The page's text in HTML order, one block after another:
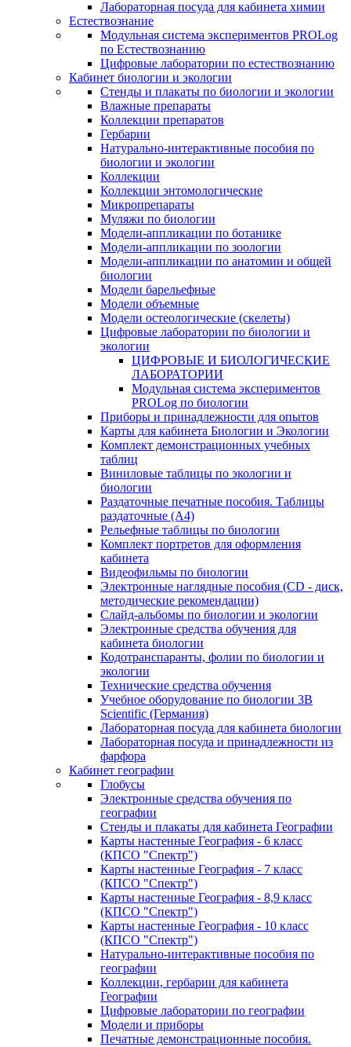
Лабораторная посуда для кабинета химии
Естествознание
Модульная система экспериментов PROLog
по Естествознанию
Цифровые лаборатории по естествознанию
Кабинет биологии и экологии
Стенды и плакаты по биологии и экологии
Влажные препараты
Коллекции препаратов
Гербарии
Натурально-интерактивные пособия по
биологии и экологии
Коллекции
Коллекции энтомологические
Микропрепараты
Муляжи по биологии
Модели-аппликации по ботанике
Модели-аппликации по зоологии
Модели-аппликации по анатомии и общей
биологии
Модели барельефные
Модели объемные
Модели остеологические (скелеты)
Цифровые лаборатории по биологии и
экологии
ЦИФРОВЫЕ И БИОЛОГИЧЕСКИЕ
ЛАБОРАТОРИИ
Модульная система экспериментов
PROLog по биологии
Приборы и принадлежности для опытов
Карты для кабинета Биологии и Экологии
Комплект демонстрационных учебных
таблиц
Виниловые таблицы по экологии и
биологии
Раздаточные печатные пособия. Таблицы
раздаточные (А4)
Рельефные таблицы по биологии
Комплект портретов для оформления
кабинета
Видеофильмы по биологии
Электронные наглядные пособия (CD - диск,
методические рекомендации)
Слайд-альбомы по биологии и экологии
Электронные средства обучения для
кабинета биологии
Кодотранспаранты, фолии по биологии и
экологии
Технические средства обучения
Учебное оборудование по биологии 3B
Scientific (Германия)
Лабораторная посуда для кабинета биологии
Лабораторная посуда и принадлежности из
фарфора
Кабинет географии
Глобусы
Электронные средства обучения по
географии
Стенды и плакаты для кабинета Географии
Карты настенные География - 6 класс
(КПСО "Спектр")
Карты настенные География - 7 класс
(КПСО "Спектр")
Карты настенные География - 8,9 класс
(КПСО "Спектр")
Карты настенные География - 10 класс
(КПСО "Спектр")
Натурально-интерактивные пособия по
географии
Коллекции, гербарии для кабинета
Географии
Цифровые лаборатории по географии
Модели и приборы
Печатные демонстрационные пособия.